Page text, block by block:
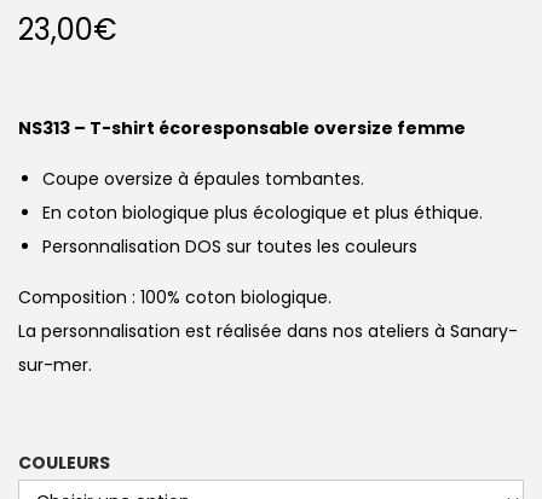
23,00€
NS313 – T-shirt écoresponsable oversize femme
Coupe oversize à épaules tombantes.
En coton biologique plus écologique et plus éthique.
Personnalisation DOS sur toutes les couleurs
Composition : 100% coton biologique.
La personnalisation est réalisée dans nos ateliers à Sanary-
sur-mer.
COULEURS